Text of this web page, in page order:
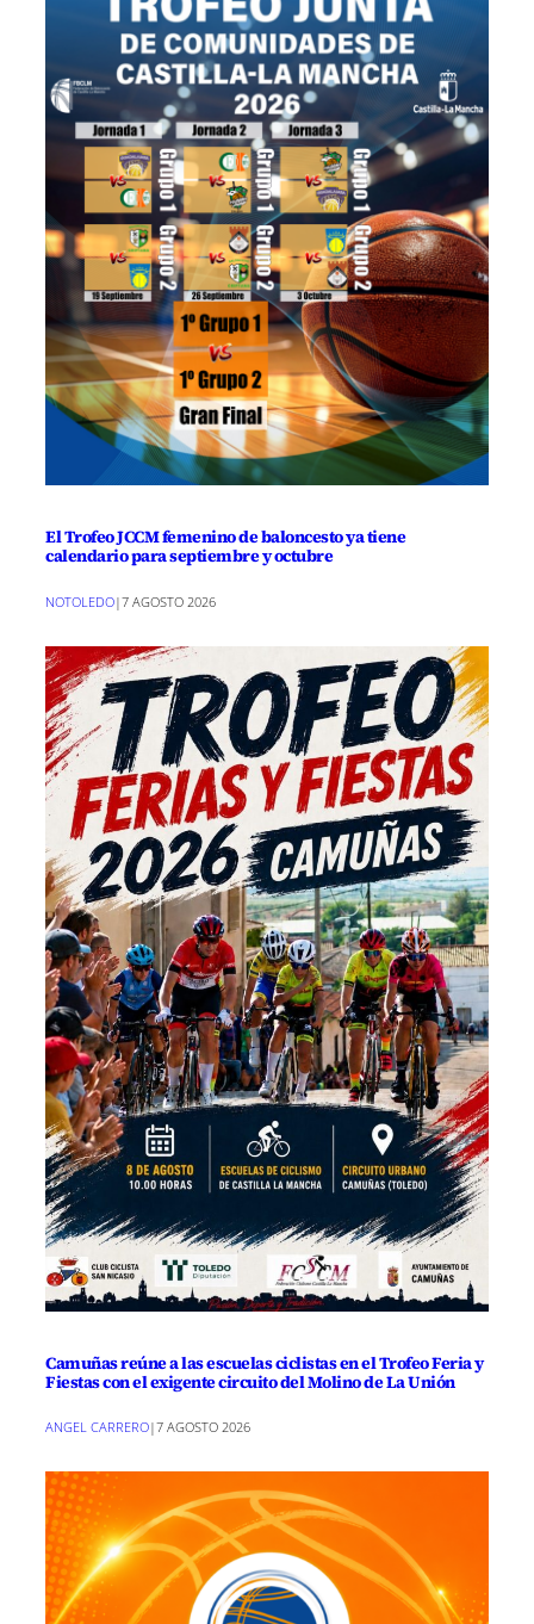
El Trofeo JCCM femenino de baloncesto ya tiene
calendario para septiembre y octubre
NOTOLEDO|7 AGOSTO 2026
Camuñas reúne a las escuelas ciclistas en el Trofeo Feria y
Fiestas con el exigente circuito del Molino de La Unión
ANGEL CARRERO|7 AGOSTO 2026